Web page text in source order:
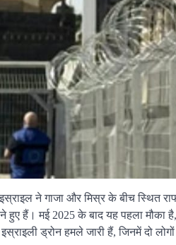
ने गाजा और मिस्र के बीच स्थित
हैं। मई 2025 के बाद यह पहला मौका है,
ड्रोन हमले जारी हैं, जिनमें दो